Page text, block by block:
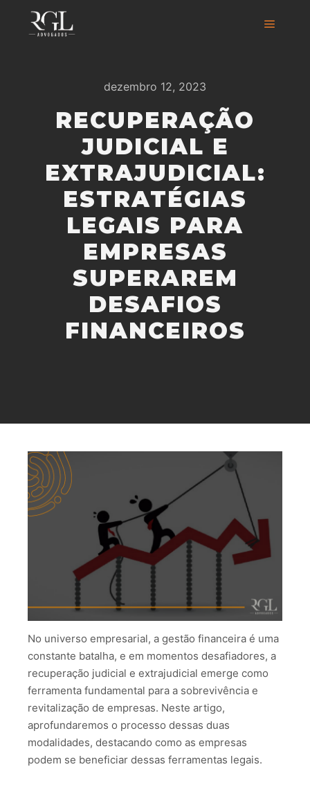
dezembro 12, 2023
RECUPERAÇÃO
JUDICIAL E
EXTRAJUDICIAL:
ESTRATÉGIAS
LEGAIS PARA
EMPRESAS
SUPERAREM
DESAFIOS
FINANCEIROS
No universo empresarial, a gestão financeira é uma
constante batalha, e em momentos desafiadores, a
recuperação judicial e extrajudicial emerge como
ferramenta fundamental para a sobrevivência e
revitalização de empresas. Neste artigo,
aprofundaremos o processo dessas duas
modalidades, destacando como as empresas
podem se beneficiar dessas ferramentas legais.